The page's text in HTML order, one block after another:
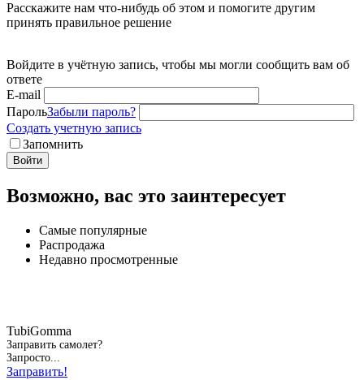
Расскажите нам что-нибудь об этом и помогите другим
принять правильное решение
Войдите в учётную запись, чтобы мы могли сообщить вам об
ответе
E-mail
ПарольЗабыли пароль?
Создать учетную запись
Запомнить
Войти
Возможно, вас это заинтересует
Самые популярные
Распродажа
Недавно просмотренные
TubiGomma
Заправить самолет?
Запросто...
Заправить!